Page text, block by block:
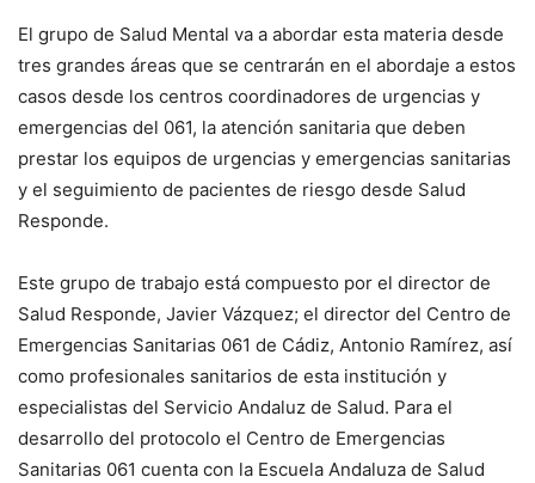
El grupo de Salud Mental va a abordar esta materia desde
tres grandes áreas que se centrarán en el abordaje a estos
casos desde los centros coordinadores de urgencias y
emergencias del 061, la atención sanitaria que deben
prestar los equipos de urgencias y emergencias sanitarias
y el seguimiento de pacientes de riesgo desde Salud
Responde.
Este grupo de trabajo está compuesto por el director de
Salud Responde, Javier Vázquez; el director del Centro de
Emergencias Sanitarias 061 de Cádiz, Antonio Ramírez, así
como profesionales sanitarios de esta institución y
especialistas del Servicio Andaluz de Salud. Para el
desarrollo del protocolo el Centro de Emergencias
Sanitarias 061 cuenta con la Escuela Andaluza de Salud